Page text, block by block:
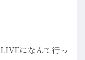
になんて行っ